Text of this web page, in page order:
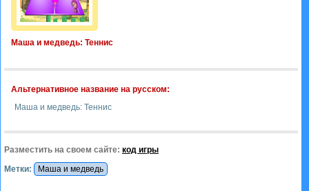
Маша и медведь: Теннис
Альтернативное название на русском:
Маша и медведь: Теннис
Разместить на своем сайте: код игры
Метки:
Маша и медведь